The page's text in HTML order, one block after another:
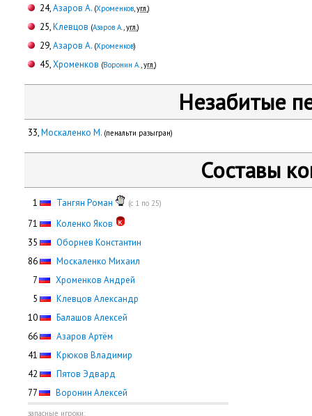
24,Азаров А. (Хроменков,угл.)
25,Клевцов (Азаров А.,угл.)
29,Азаров А. (Хроменков)
45,Хроменков (Воронин А.,угл.)
Незабитые
33,Москаленко М. (пенальти разыгран)
Составы
1 Тангян Роман (с 1 по 25)
71
Коленко Яков
35
Оборнев Константин
86
Москаленко Михаил
7
Хроменков Андрей
5
Клевцов Александр
10
Балашов Алексей
66
Азаров Артём
41
Крюков Владимир
42
Пятов Эдвард
77
Воронин Алексей
запасные игроки: